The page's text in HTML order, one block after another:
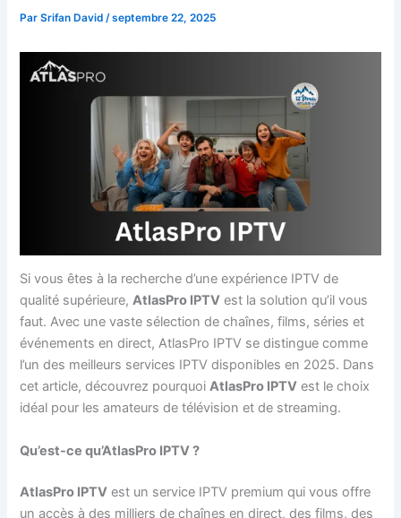
ParSrifan David /septembre 22, 2025
Si vous êtes à la recherche d’une expérience IPTV de
qualité supérieure,AtlasPro IPTV est la solution qu’il vous
faut. Avec une vaste sélection de chaînes, films, séries et
événements en direct, AtlasPro IPTV se distingue comme
l’un des meilleurs services IPTV disponibles en 2025. Dans
cet article, découvrez pourquoiAtlasPro IPTV est le choix
idéal pour les amateurs de télévision et de streaming.
Qu’est-ce qu’AtlasPro IPTV ?
AtlasPro IPTV est un service IPTV premium qui vous offre
un accès à des milliers de chaînes en direct, des films, des